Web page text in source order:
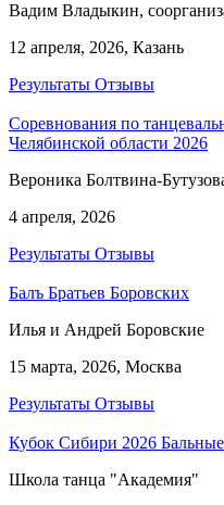
Вадим Владыкин,
12 апреля, 2026, Казань
Результаты Отзывы
Соревнования по
Челябинской области 2026
Вероника Болтвина-
4 апреля, 2026
Результаты Отзывы
Балъ Братьев Боровских
Илья и Андрей Боровские
15 марта, 2026, Москва
Результаты Отзывы
Кубок Сибири 2026
Школа танца "Академия"